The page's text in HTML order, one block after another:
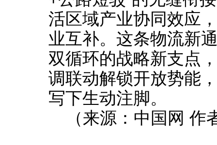
活区域产业协同效应
业互补。这条物流新
双循环的战略新支点
调联动解锁开放势能
写下生动注脚。
（来源：中国网